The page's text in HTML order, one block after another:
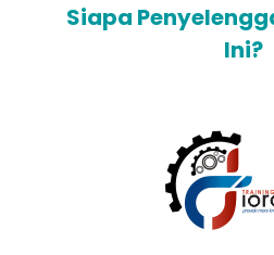
Siapa
Ini?